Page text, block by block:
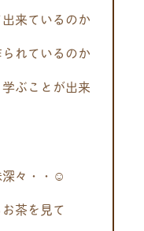
来ているのか
れているのか
ぶことが出来
深々・・☺
茶を見て